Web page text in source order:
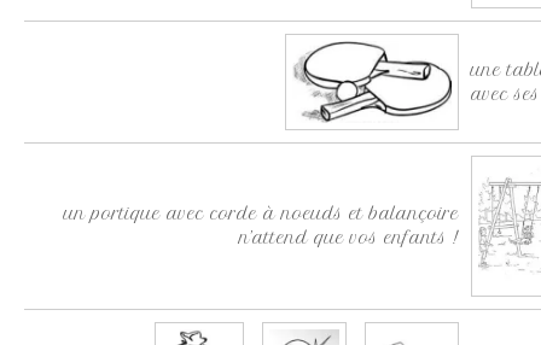
une
avec
un portique avec corde à noeuds et balançoire
n’attend que vos enfants !